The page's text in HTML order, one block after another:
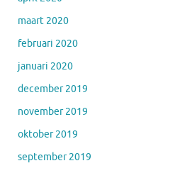
maart 2020
februari 2020
januari 2020
december 2019
november 2019
oktober 2019
september 2019